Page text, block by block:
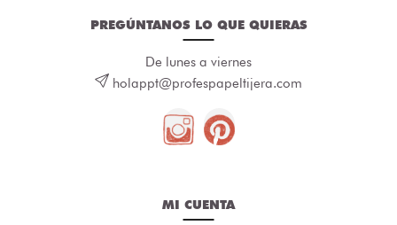
PREGÚNTANOS LO QUE QUIERAS
De lunes a viernes
holappt@profespapeltijera.com
MI CUENTA